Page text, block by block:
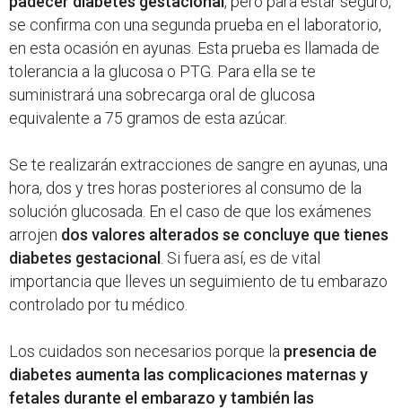
se confirma con una segunda prueba en el laboratorio,
en esta ocasión en ayunas. Esta prueba es llamada de
tolerancia a la glucosa o PTG. Para ella se te
suministrará una sobrecarga oral de glucosa
equivalente a 75 gramos de esta azúcar.
Se te realizarán extracciones de sangre en ayunas, una
hora, dos y tres horas posteriores al consumo de la
solución glucosada. En el caso de que los exámenes
arrojen dos valores alterados se concluye que tienes
diabetes gestacional . Si fuera así, es de vital
importancia que lleves un seguimiento de tu embarazo
controlado por tu médico.
Los cuidados son necesarios porque la presencia de
diabetes aumenta las complicaciones maternas y
fetales durante el embarazo y también las